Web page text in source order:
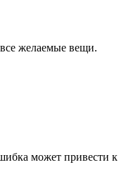
желаемые вещи.
может привести к